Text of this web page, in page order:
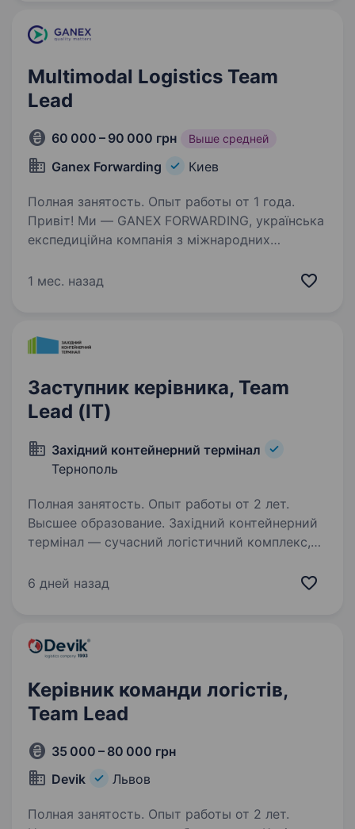
Multimodal Logistics Team
Lead
60 000 – 90 000 грн Выше средней
Ganex Forwarding Киев
Полная занятость. Опыт работы от 1 года.
Привіт! Ми — GANEX FORWARDING, українська
експедиційна компанія з міжнародних
Logistics Team Lead, який приєднається
1 мес. назад
Заступник керівника, Team
Lead (ІТ)
Західний контейнерний термінал
Тернополь
Полная занятость. Опыт работы от 2 лет.
Высшее образование. Західний контейнерний
термінал — сучасний логістичний комплекс,
транспортно-логістичних операцій
6 дней назад
Керівник команди логістів,
Team Lead
35 000 – 80 000 грн
Devik
Львов
Полная занятость. Опыт работы от 2 лет.